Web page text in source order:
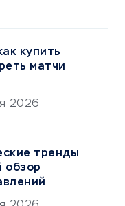
купить
матчи
2026
тренды
обзор